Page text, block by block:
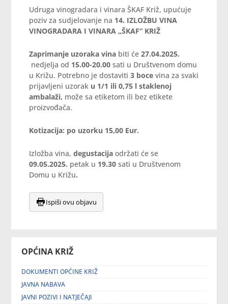
OPĆINA KRIŽ
DOKUMENTI OPĆINE KRIŽ
JAVNA NABAVA
JAVNI POZIVI I NATJEČAJI
Udruga vinogradara i vinara ŠKAF Križ, upućuje
poziv za sudjelovanje na 14. IZLOŽBU VINA
VINOGRADARA I VINARA „ŠKAF“ KRIŽ
Zaprimanje uzoraka vina biti će27.04.2025.
nedjelja od 15.00-20.00 sati u Društvenom domu
u Križu. Potrebno je dostaviti3 boce vina za svaki
prijavljeni uzorak u 1/1 ili 0,75 l staklenoj
ambalaži, može sa etiketom ili bez etikete
proizvođača.
Kotizacija: po uzorku 15,00 Eur.
Izložba vina,degustacija održati će se
09.05.2025. petak u 19.30 sati u Društvenom
Domu u Križu.
Ispiši ovu objavu